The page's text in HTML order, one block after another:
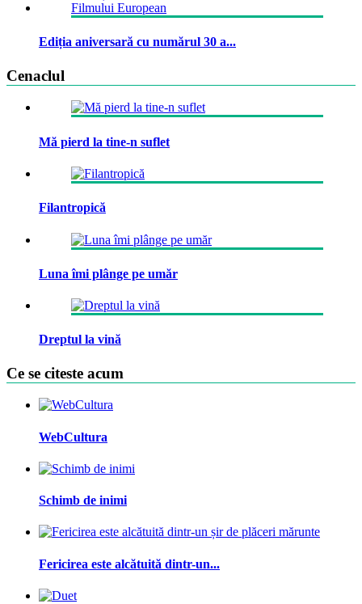
Ediția aniversară cu numărul 30 a...
Cenaclul
Mă pierd la tine-n suflet
Filantropică
Luna îmi plânge pe umăr
Dreptul la vină
Ce se citeste acum
WebCultura
Schimb de inimi
Fericirea este alcătuită dintr-un...